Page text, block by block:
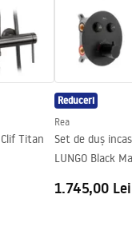
Primo
de cada
Stang sau
Nu
de montaj
Slide.pdf
WITH SIDE PANEL.pdf
Titan
Reduceri
Rea
Set de duș
LUNGO Black
1.745,00 Lei